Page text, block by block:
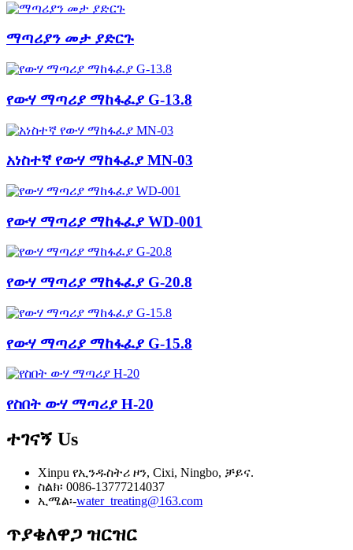
ማጣሪያን መታ ያድርጉ
የውሃ ማጣሪያ ማከፋፈያ G-13.8
አነስተኛ የውሃ ማከፋፈያ MN-03
የውሃ ማጣሪያ ማከፋፈያ WD-001
የውሃ ማጣሪያ ማከፋፈያ G-20.8
የውሃ ማጣሪያ ማከፋፈያ G-15.8
የስበት ውሃ ማጣሪያ H-20
ተገናኝ Us
Xinpu የኢንዱስትሪ ዞን, Cixi, Ningbo, ቻይና.
ስልክ፡ 0086-13777214037
ኢሜል፡-water_treating@163.com
ጥያቄለዋጋ ዝርዝር